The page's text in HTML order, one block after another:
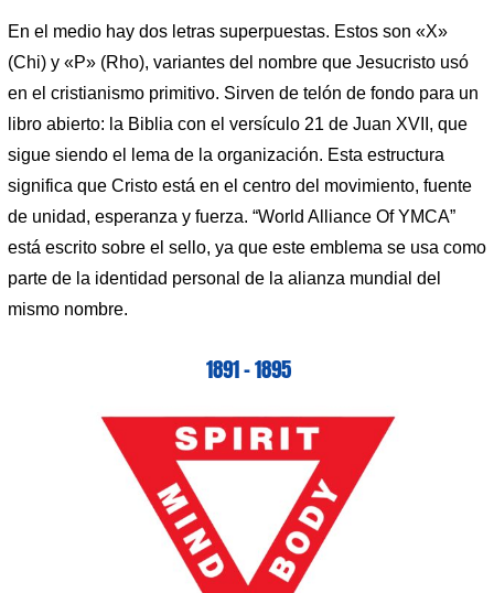
En el medio hay dos letras superpuestas. Estos son «X»
(Chi) y «P» (Rho), variantes del nombre que Jesucristo usó
en el cristianismo primitivo. Sirven de telón de fondo para un
libro abierto: la Biblia con el versículo 21 de Juan XVII, que
sigue siendo el lema de la organización. Esta estructura
significa que Cristo está en el centro del movimiento, fuente
de unidad, esperanza y fuerza. “World Alliance Of YMCA”
está escrito sobre el sello, ya que este emblema se usa como
parte de la identidad personal de la alianza mundial del
mismo nombre.
1891 – 1895